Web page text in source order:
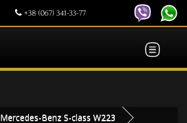
+38 (067) 341-33-77
Mercedes-Benz S-class W223